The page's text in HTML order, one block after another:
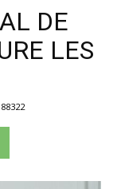
DE
LES
88322